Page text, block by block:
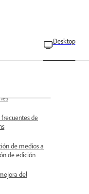
Desktop
las
frecuentes de
de medios a
de edición
del